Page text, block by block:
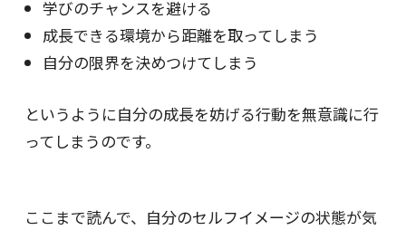
学びのチャンスを避ける
成長できる環境から距離を取ってしまう
自分の限界を決めつけてしまう
というように自分の成長を妨げる行動を無意識に行
ってしまうのです。
ここまで読んで、自分のセルフイメージの状態が気